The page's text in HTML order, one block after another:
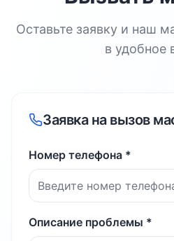
Оставьте заявку и наш
в удобное
Заявка на вызов
Номер телефона *
Описание проблемы *